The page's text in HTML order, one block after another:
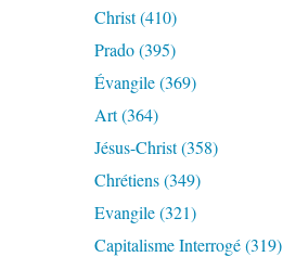
Christ(410)
Prado(395)
Évangile(369)
Art(364)
Jésus-Christ(358)
Chrétiens(349)
Evangile(321)
Capitalisme Interrogé(319)